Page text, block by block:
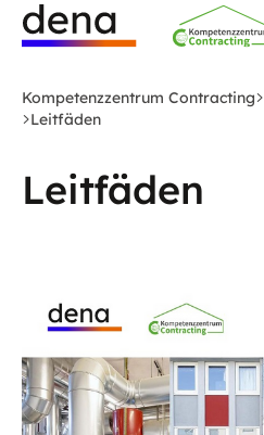
Zum
Hauptinhalt
Deutsche
Energie-
(dena)
-
Kompetenzzentrum Contracting
Leitfäden
Leitfäden